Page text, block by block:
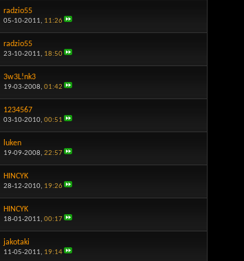
radzio55
05-10-2011, 11:26
radzio55
23-10-2011, 18:50
3w3L!nk3
19-03-2008, 01:42
1234567
03-10-2010, 00:51
luken
19-09-2008, 22:57
HINCYK
28-12-2010, 19:26
HINCYK
18-01-2011, 00:17
jakotaki
11-05-2011, 19:14